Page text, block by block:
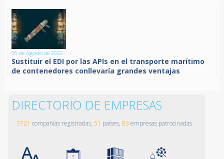
06 de Agosto de 2022
Sustituir el EDI por las APIs en el transporte marítimo
de contenedores conllevaría grandes ventajas
DIRECTORIO DE EMPRESAS
3721 compañías registradas, 51 países, 83 empresas patrocinadas